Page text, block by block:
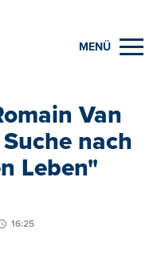
MENÜ
Van
nach
Leben"
16:25